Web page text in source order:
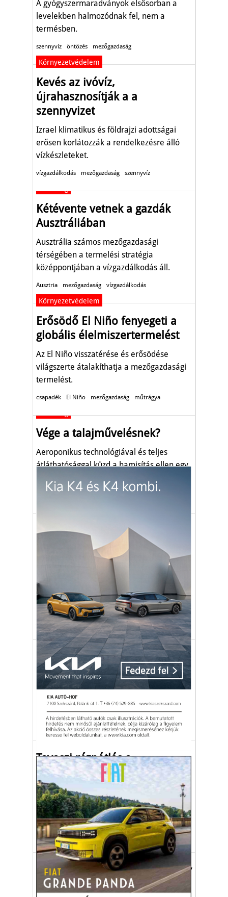
A gyógyszermaradványok elsősorban a
levelekben halmozódnak fel, nem a
termésben.
szennyvíz öntözés mezőgazdaság
Környezetvédelem
Kevés az ivóvíz,
újrahasznosítják a a
szennyvizet
Izrael klimatikus és földrajzi adottságai
erősen korlátozzák a rendelkezésre álló
vízkészleteket.
vízgazdálkodás mezőgazdaság szennyvíz
Kétévente vetnek a gazdák
Ausztráliában
Ausztrália számos mezőgazdasági
térségében a termelési stratégia
középpontjában a vízgazdálkodás áll.
Ausztria mezőgazdaság vízgazdálkodás
Környezetvédelem
Erősödő El Niño fenyegeti a
globális élelmiszertermelést
Az El Niño visszatérése és erősödése
világszerte átalakíthatja a mezőgazdasági
termelést.
csapadék El Niño mezőgazdaság műtrágya
Vége a talajművelésnek?
Aeroponikus technológiával és teljes
átláthatósággal küzd a hamisítás ellen egy
Mikor használható sárga
villogó? Változás jöhet a
Csak olyan sárga villogó használható,
amely rendelkezik megfelelő
típusjóváhagyási jellel.
jármű közlekedés KRESZ mezőgazdaság
Gazdaság
A lombtrágyázás titka
A levélen keresztüli tápanyag-adagolás,
azaz lombtrágyázás régen alkalmazott
tápanyag-ellátási módszer a
növénytermesztésben.
mezőgazdaság lombtrágyázás tápanyaghiány
Gazdaság
Tavaszi rézpótlás a
gabonákban
A réz pótlását célszerű már kora tavasszal,
a bokrosodás előrehaladása előtt vagy
annak végéig elvégezni.
FitoHorm Kft. növényvédelem mezőgazdaság
Gazdaság
A 15 éves agrárvállalkozó nagy
ötlete: „Szedd magad„